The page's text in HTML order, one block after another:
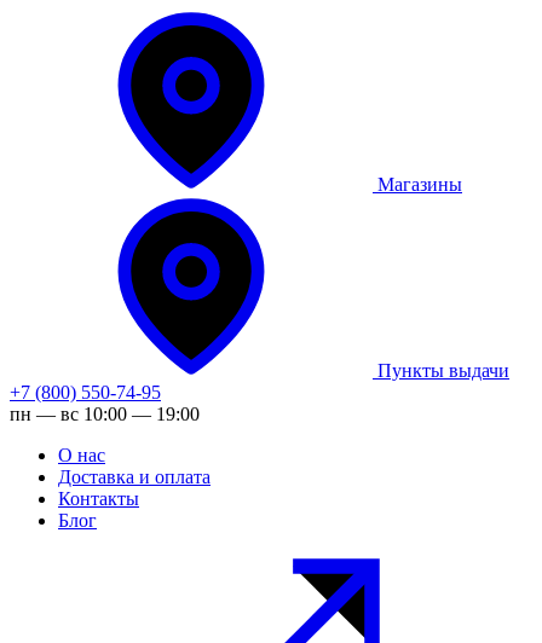
Магазины
Пункты выдачи
+7 (800) 550-74-95
пн — вс 10:00 — 19:00
О нас
Доставка и оплата
Контакты
Блог